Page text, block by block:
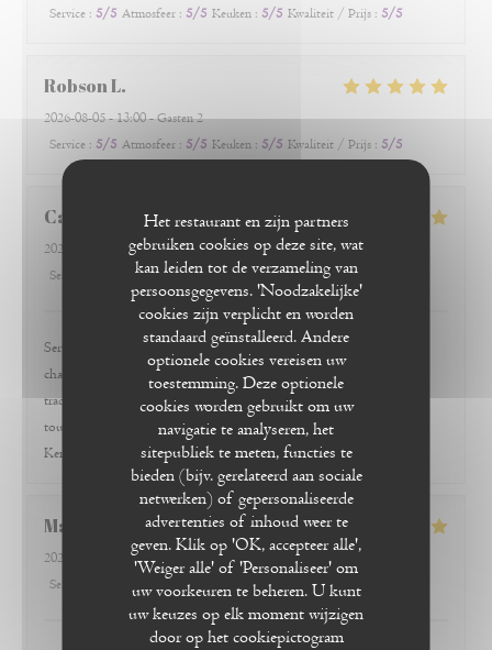
Het restaurant en zijn partners
gebruiken cookies op deze site, wat
kan leiden tot de verzameling van
persoonsgegevens. 'Noodzakelijke'
cookies zijn verplicht en worden
standaard geïnstalleerd. Andere
optionele cookies vereisen uw
toestemming. Deze optionele
cookies worden gebruikt om uw
navigatie te analyseren, het
sitepubliek te meten, functies te
bieden (bijv. gerelateerd aan sociale
netwerken) of gepersonaliseerde
advertenties of inhoud weer te
geven. Klik op 'OK, accepteer alle',
'Weiger alle' of 'Personaliseer' om
uw voorkeuren te beheren. U kunt
uw keuzes op elk moment wijzigen
door op het cookiepictogram
Service : 5/5 Atmosfeer : 5/5 Keuken : 5/5 Kwaliteit / Prijs : 5/5
RobsonL
2026-08-05- 13:00 - Gasten 2
Service : 5/5 Atmosfeer : 5/5 Keuken : 5/5 Kwaliteit / Prijs : 5/5
Cathie
2026-08-01
- 19:30 - Gasten 3
Service
Atmosfeer:5/5 Keuken :5/5 Kwaliteit / Prijs
Service impeccable et cuisine excellente La plouzinettz etzit une
chaleureuse sûre a Strasbourg elle l'est encore plus à Obernai Crêpes
traditionnelles comme en Bretagne mais également des suggestions
toujours au top et avec des ingrédients de saison Bref, à recommander
Kenavo 😊
Marc
2026-07-23
- 19:00 - Gasten 2
Service
Atmosfeer 5 : /5 Kwaliteit / Prijs
LA PLOUZINETTE